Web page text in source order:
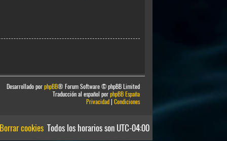
Desarrollado porphpBB® Forum Software © phpBB Limited
Traducción al español porphpBB España
Privacidad| Condiciones
Todos los horarios son UTC-04:00
Borrar cookies